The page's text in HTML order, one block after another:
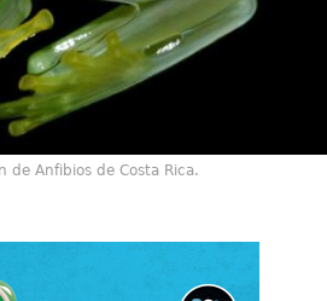
de Anfibios de Costa Rica.